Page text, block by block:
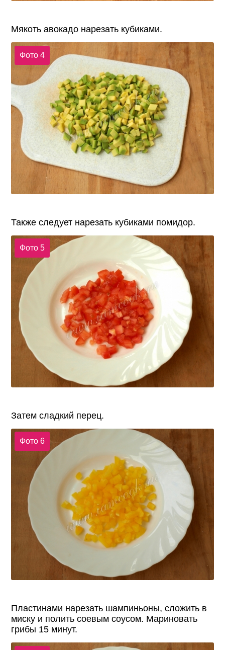
Мякоть авокадо нарезать кубиками.
Фото 4
Также следует нарезать кубиками помидор.
Фото 5
Затем сладкий перец.
Фото 6
Пластинами нарезать шампиньоны, сложить в
миску и полить соевым соусом. Мариновать
грибы 15 минут.